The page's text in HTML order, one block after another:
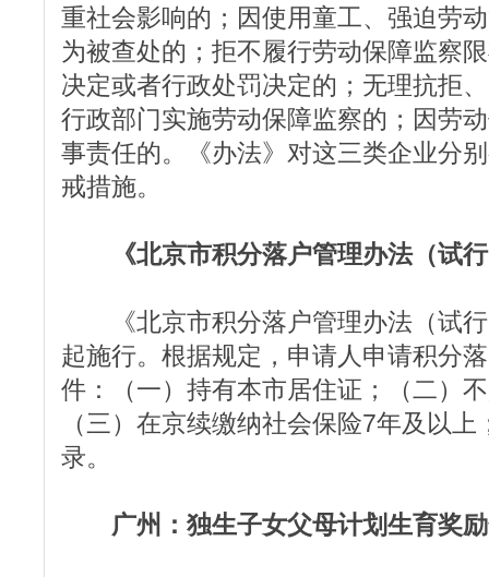
重社会影响的；因使用童工、强迫劳
为被查处的；拒不履行劳动保障监察
决定或者行政处罚决定的；无理抗拒
行政部门实施劳动保障监察的；因劳
事责任的。《办法》对这三类企业分
戒措施。
《北京市积分落户管理办法（试
《北京市积分落户管理办法（试行
起施行。根据规定，申请人申请积分
件：（一）持有本市居住证；（二）
（三）在京续缴纳社会保险7年及以
录。
广州：独生子女父母计划生育奖